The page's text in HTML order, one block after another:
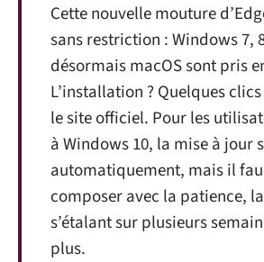
Cette nouvelle mouture
sans restriction : Windows 7,
désormais macOS sont pris
L’installation ? Quelques
le site officiel. Pour les
à Windows 10, la mise à jour
automatiquement, mais il
composer avec la patience,
s’étalant sur plusieurs
plus.